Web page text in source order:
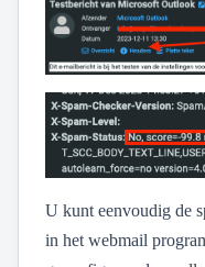
U kunt eenvoudig de
in het webmail